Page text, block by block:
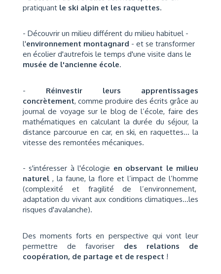
pratiquant le ski alpin et les raquettes.
- Découvrir un milieu différent du milieu habituel -
l'environnement montagnard - et se transformer
en écolier d'autrefois le temps d'une visite dans le
musée de l'ancienne école.
- Réinvestir leurs apprentissages
concrètement, comme produire des écrits grâce au
journal de voyage sur le blog de l’école, faire des
mathématiques en calculant la durée du séjour, la
distance parcourue en car, en ski, en raquettes… la
vitesse des remontées mécaniques.
- s'intéresser à l'écologie en observant le milieu
naturel , la faune, la flore et l’impact de l’homme
(complexité et fragilité de l’environnement,
adaptation du vivant aux conditions climatiques…les
risques d'avalanche).
Des moments forts en perspective qui vont leur
permettre de favoriser des relations de
coopération, de partage et de respect !